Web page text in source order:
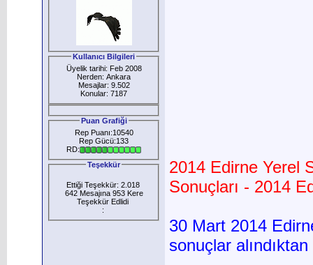
Kullanıcı Bilgileri
Üyelik tarihi: Feb 2008
Nerden: Ankara
Mesajlar: 9.502
Konular: 7187
Puan Grafiği
Rep Puanı:10540
Rep Gücü:133
RD:
Teşekkür
Ettiği Teşekkür: 2.018
642 Mesajına 953 Kere
Teşekkür Edlidi
:
2014 Edirne Yerel
Sonuçları - 2014
30 Mart 2014
sonuçlar